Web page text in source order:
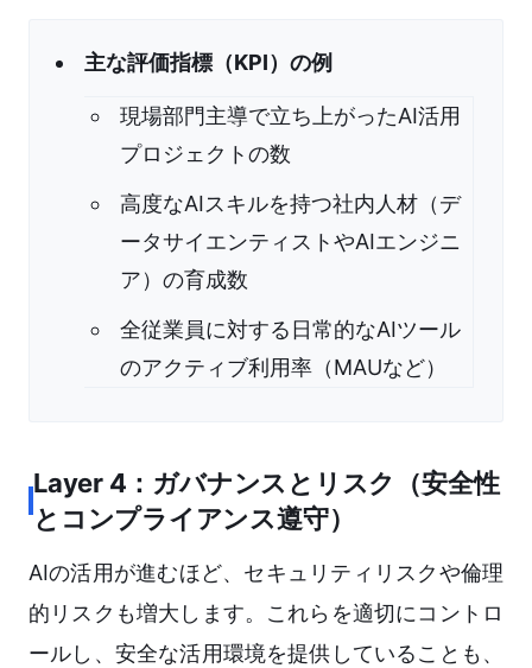
主な評価指標（KPI）の例
現場部門主導で立ち上がったAI活用
プロジェクトの数
高度なAIスキルを持つ社内人材（デ
ータサイエンティストやAIエンジニ
ア）の育成数
全従業員に対する日常的なAIツール
のアクティブ利用率（MAUなど）
Layer 4：ガバナンスとリスク（安全性
とコンプライアンス遵守）
AIの活用が進むほど、セキュリティリスクや倫理
的リスクも増大します。これらを適切にコントロ
ールし、安全な活用環境を提供していることも、